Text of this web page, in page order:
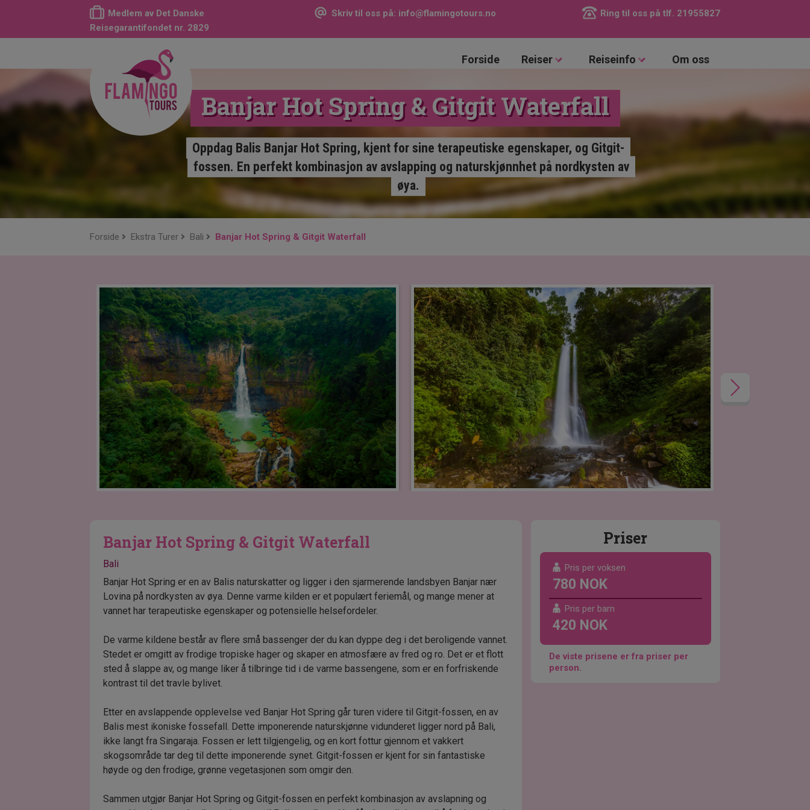
Medlem av Det Danske
Reisegarantifondet nr. 2829
Skriv til oss på: info@flamingotours.no Ring til oss på tlf. 21955827
Forside Reiser Reiseinfo Om oss
Banjar Hot Spring & Gitgit Waterfall
Oppdag Balis Banjar Hot Spring, kjent for sine terapeutiske egenskaper, og Gitgit-
fossen. En perfekt kombinasjon av avslapping og naturskjønnhet på nordkysten av
øya.
Forside Ekstra Turer Bali Banjar Hot Spring & Gitgit Waterfall
Banjar Hot Spring & Gitgit Waterfall
Bali
Banjar Hot Spring er en av Balis naturskatter og ligger i den sjarmerende landsbyen Banjar nær
Lovina på nordkysten av øya. Denne varme kilden er et populært feriemål, og mange mener at
vannet har terapeutiske egenskaper og potensielle helsefordeler.
De varme kildene består av flere små bassenger der du kan dyppe deg i det beroligende vannet.
Stedet er omgitt av frodige tropiske hager og skaper en atmosfære av fred og ro. Det er et flott
sted å slappe av, og mange liker å tilbringe tid i de varme bassengene, som er en forfriskende
kontrast til det travle bylivet.
Etter en avslappende opplevelse ved Banjar Hot Spring går turen videre til Gitgit-fossen, en av
Balis mest ikoniske fossefall. Dette imponerende naturskjønne vidunderet ligger nord på Bali,
ikke langt fra Singaraja. Fossen er lett tilgjengelig, og en kort fottur gjennom et vakkert
skogsområde tar deg til dette imponerende synet. Gitgit-fossen er kjent for sin fantastiske
høyde og den frodige, grønne vegetasjonen som omgir den.
Sammen utgjør Banjar Hot Spring og Gitgit-fossen en perfekt kombinasjon av avslapning og
Priser
Pris per voksen
780 NOK
Pris per barn
420 NOK
De viste prisene er fra priser per
person.